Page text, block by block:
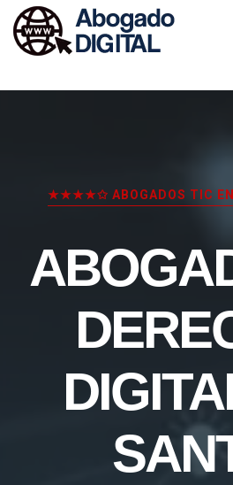
★★★★✩ ABOGADOS TIC EN